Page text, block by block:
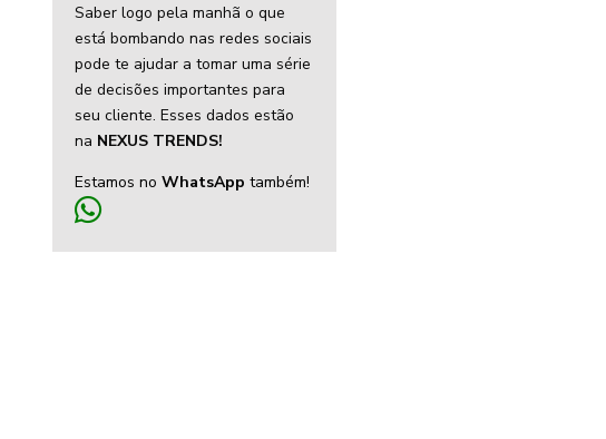
Saber logo pela manhã o que
está bombando nas redes sociais
pode te ajudar a tomar uma série
de decisões importantes para
seu cliente. Esses dados estão
na NEXUS TRENDS!
Estamos no WhatsApp também!